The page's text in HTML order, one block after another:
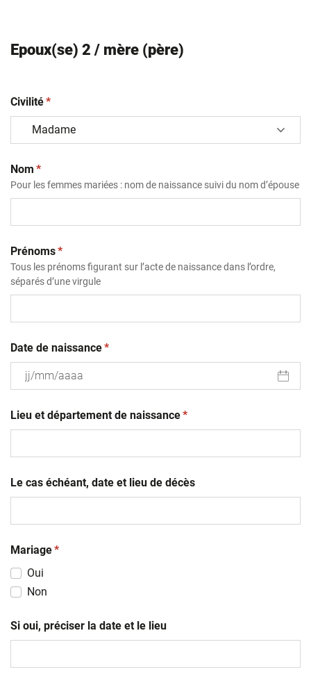
Epoux(se) 2 / mère (père)
Civilité(obligatoire)
*
Nom (obligatoire)
*
Pour les femmes mariées : nom de naissance suivi du nom d’épouse
Prénoms(obligatoire)
*
Tous les prénoms figurant sur l’acte de naissance dans l’ordre,
séparés d’une virgule
Date de naissance(obligatoire)
*
slash
MM
Lieu et département de naissance(obligatoire)
*
Le cas échéant, date et lieu de décès
Mariage(obligatoire)
*
Oui
Non
Si oui, préciser la date et le lieu